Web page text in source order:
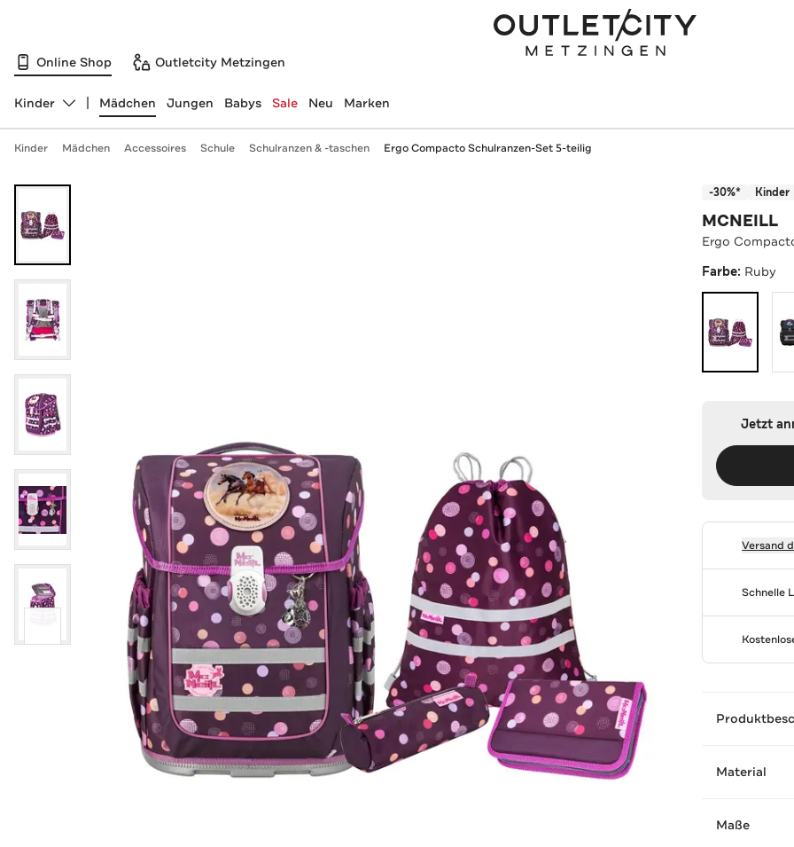
Online Shop Outletcity Metzingen
Abteilung ändern, ausgewählt:
Kinder Mädchen Jungen Babys Sale Neu Marken
Kinder Mädchen Accessoires Schule Schulranzen & -taschen Ergo Compacto Schulranzen-Set 5-teilig
-30%* Kinder
MCNEILL
Ergo
Farbe: Ruby
Jetzt
Versand
Schnelle
Material
Maße